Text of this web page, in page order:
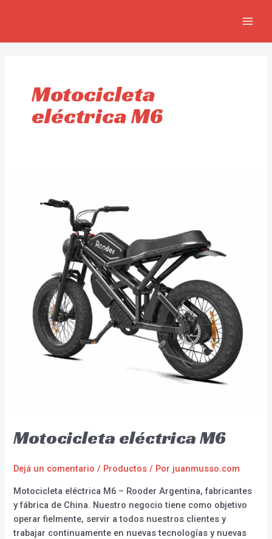
Motocicleta
eléctrica M6
Motocicleta eléctrica M6
Dejá un comentario / Productos / Por juanmusso.com
Motocicleta eléctrica M6 – Rooder Argentina, fabricantes
y fábrica de China. Nuestro negocio tiene como objetivo
operar fielmente, servir a todos nuestros clientes y
trabajar continuamente en nuevas tecnologías y nuevas